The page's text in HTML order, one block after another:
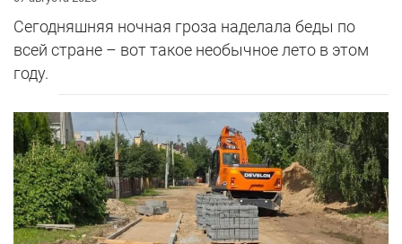
Сегодняшняя ночная гроза наделала беды по
всей стране – вот такое необычное лето в этом
году.